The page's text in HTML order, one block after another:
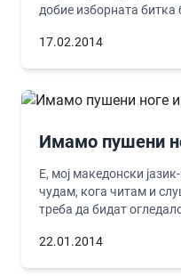
добие изборната битка
17.02.2014
Имамо пушени
Е, мој македонски јазик-каде си? Нема што да се
чудам, кога читам и слушам по
треба да бидат
22.01.2014